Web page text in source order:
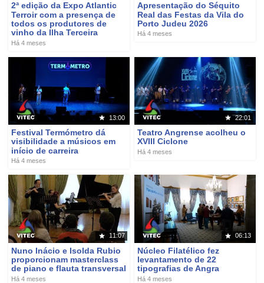
2ª edição da Expo Atlantic
Terroir com a presença de
todos os produtores de
vinho da Ilha Terceira
Há 4 meses
Apresentação do Séquito
Real das Festas da Vila do
Porto Judeu 2026
Há 4 meses
13:00
Festival Termómetro dá
visibilidade a músicos em
início de carreira
Há 4 meses
22:01
Teatro Angrense acolheu o
XVIII Ciclone
Há 4 meses
11:07
Nuno Inácio e Isolda Rubio
proporcionam masterclass
de piano e flauta transversal
Há 4 meses
06:13
Núcleo Filatélico fez
levantamento de 22
tipografias de Angra
Há 4 meses